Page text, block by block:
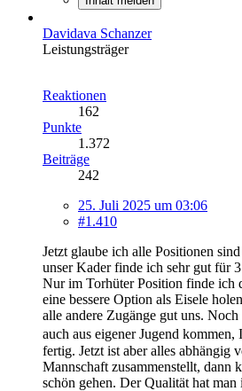
Davidava Schanzer
Leistungsträger
Reaktionen
162
Punkte
1.372
Beiträge
242
25. Juli 2025 um 03:06
#1.410
Jetzt glaube ich alle Positionen
unser Kader finde ich sehr gut für
Nur im Torhüter Position finde ich
eine bessere Option als Eisele
alle andere Zugänge gut uns.
auch aus eigener Jugend kommen,
fertig. Jetzt ist aber alles abhängig
Mannschaft zusammenstellt, dann
schön gehen. Der Qualität hat